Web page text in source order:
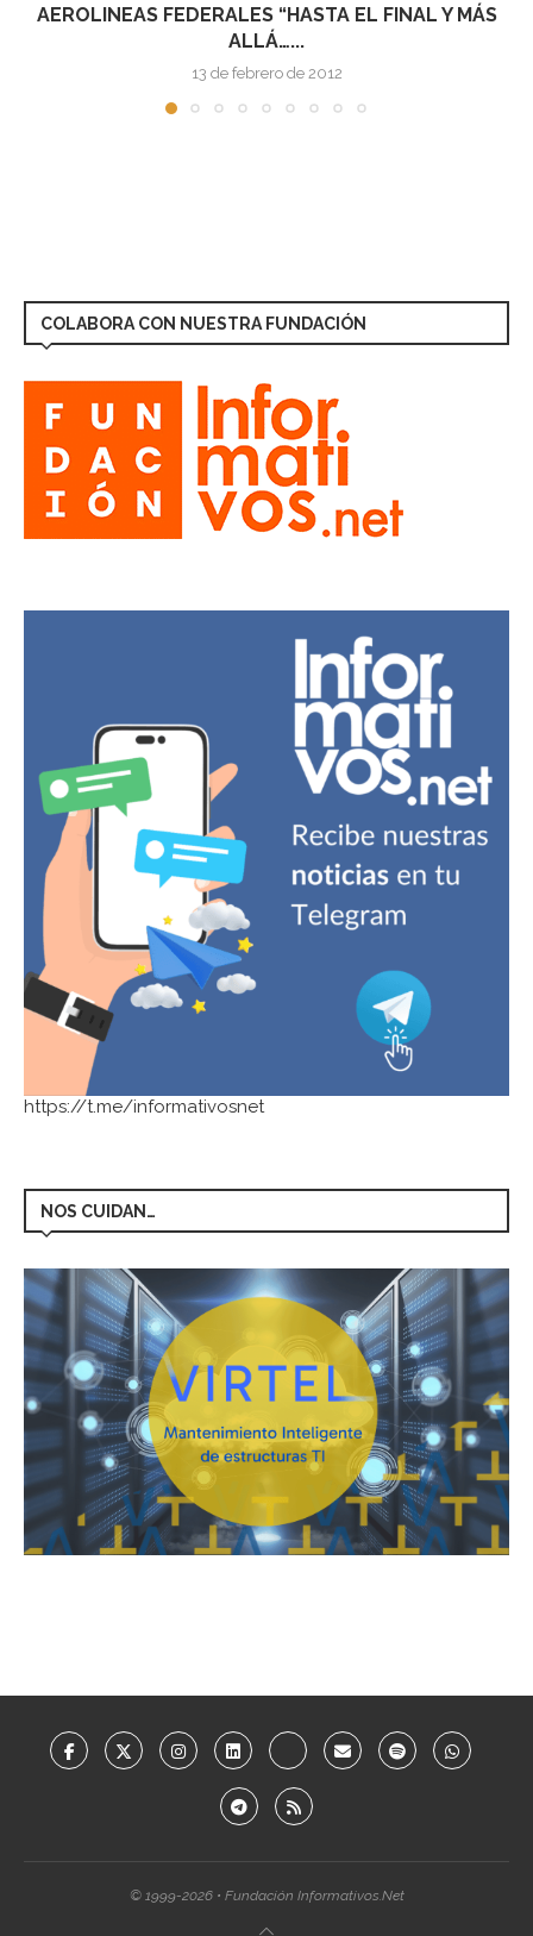
12NOV: ROBERT RODRIGO PRESENTA EN MURCIA
«WRATH» (+...
8 de noviembre de 2011
COLABORA CON NUESTRA FUNDACIÓN
https://t.me/informativosnet
NOS CUIDAN…
© 1999-2026 • Fundación Informativos.Net